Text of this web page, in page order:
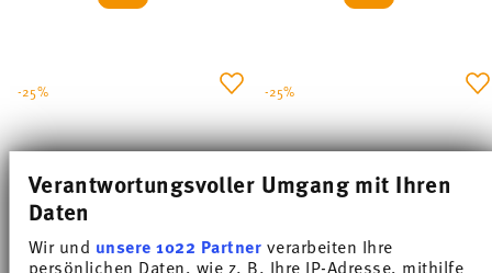
Verantwortungsvoller Umgang mit Ihren
Daten
Wir und unsere 1022 Partnerverarbeiten Ihre
persönlichen Daten, wie z. B. Ihre IP-Adresse, mithilfe
-25% -25%